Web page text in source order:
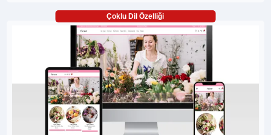
Çoklu Dil Özelliği